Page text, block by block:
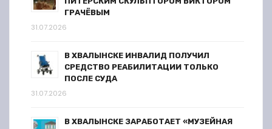
ГРАЧЁВЫМ
31.07.2026
В ХВАЛЫНСКЕ ИНВАЛИД ПОЛУЧИЛ
СРЕДСТВО РЕАБИЛИТАЦИИ ТОЛЬКО
ПОСЛЕ СУДА
31.07.2026
В ХВАЛЫНСКЕ ЗАРАБОТАЕТ «МУЗЕЙНАЯ